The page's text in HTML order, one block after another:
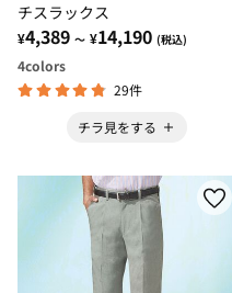
チスラックス
¥4,389 ～ ¥14,190 (税込)
4colors
29件
チラ見をする